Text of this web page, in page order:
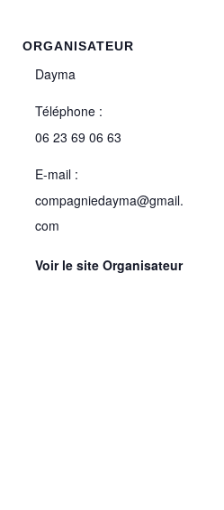
ORGANISATEUR
Dayma
Téléphone :
06 23 69 06 63
E-mail :
compagniedayma@gmail.
com
Voir le site Organisateur